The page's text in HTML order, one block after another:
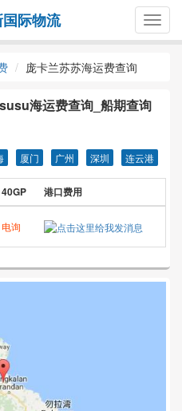
际物流
庞卡兰苏苏海运费查询
海运费查询_船期查询
厦门 广州 深圳 连云港
40GP 港口费用
电询